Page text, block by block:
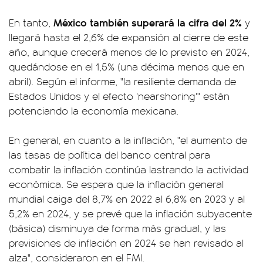
En tanto, México también superará la cifra del 2% y
llegará hasta el 2,6% de expansión al cierre de este
año, aunque crecerá menos de lo previsto en 2024,
quedándose en el 1,5% (una décima menos que en
abril). Según el informe, "la resiliente demanda de
Estados Unidos y el efecto 'nearshoring'" están
potenciando la economía mexicana.
En general, en cuanto a la inflación, "el aumento de
las tasas de política del banco central para
combatir la inflación continúa lastrando la actividad
económica. Se espera que la inflación general
mundial caiga del 8,7% en 2022 al 6,8% en 2023 y al
5,2% en 2024, y se prevé que la inflación subyacente
(básica) disminuya de forma más gradual, y las
previsiones de inflación en 2024 se han revisado al
alza", consideraron en el FMI.